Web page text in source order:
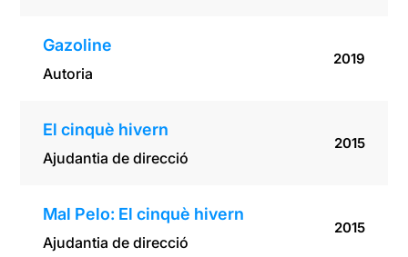
Gazoline
Autoria
2019
El cinquè hivern
Ajudantia de direcció
2015
Mal Pelo: El cinquè hivern
Ajudantia de direcció
2015